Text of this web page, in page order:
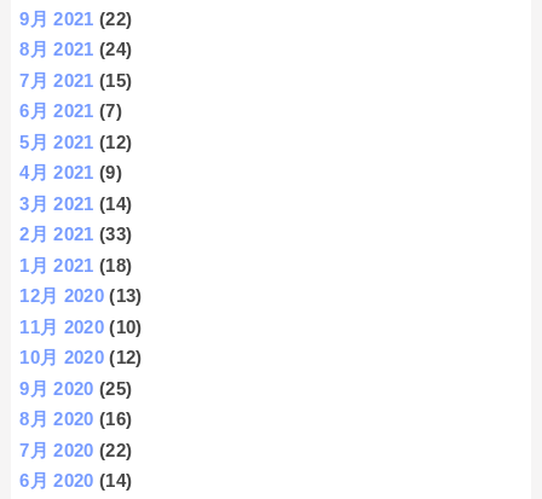
9月 2021 (22)
8月 2021 (24)
7月 2021 (15)
6月 2021 (7)
5月 2021 (12)
4月 2021 (9)
3月 2021 (14)
2月 2021 (33)
1月 2021 (18)
12月 2020 (13)
11月 2020 (10)
10月 2020 (12)
9月 2020 (25)
8月 2020 (16)
7月 2020 (22)
6月 2020 (14)